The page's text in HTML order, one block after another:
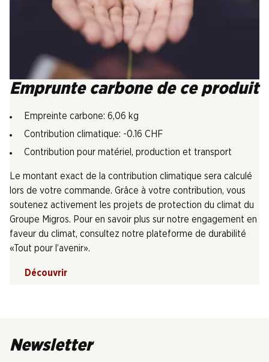
Emprunte carbone de ce produit
Empreinte carbone: 6,06 kg
Contribution climatique: -0.16 CHF
Contribution pour matériel, production et transport
Le montant exact de la contribution climatique sera calculé
lors de votre commande. Grâce à votre contribution, vous
soutenez activement les projets de protection du climat du
Groupe Migros. Pour en savoir plus sur notre engagement en
faveur du climat, consultez notre plateforme de durabilité
«Tout pour l’avenir».
Découvrir
Newsletter